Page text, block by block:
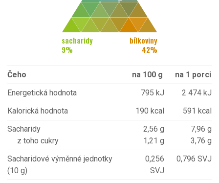
sacharidy
9%
bílkoviny
42%
Čeho na 100 g
na 1 porci
Energetická hodnota
795 kJ
2 474 kJ
Kalorická hodnota
190 kcal
591 kcal
Sacharidy
z toho cukry
2,56 g
1,21 g
7,96 g
3,76 g
Sacharidové výměnné jednotky
(10 g)
0,256
SVJ
0,796 SVJ